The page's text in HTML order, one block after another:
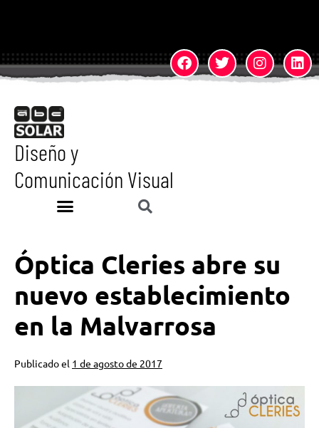
Diseño y
Comunicación Visual
Óptica Cleries abre su
nuevo establecimiento
en la Malvarrosa
Publicado el 1 de agosto de 2017